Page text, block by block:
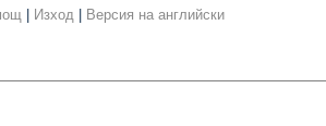
Изход Версия на английски